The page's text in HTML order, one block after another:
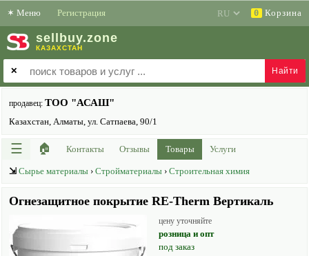
✶ Меню Регистрация 0 Корзина
sell buy.zone
КАЗАХСТАН
✕
продавец: ТОО "АСАШ"
Казахстан, Алматы, ул. Сатпаева, 90/1
☰ 🏠 Контакты Отзывы Товары Услуги
⇲ Сырье материалы › Стройматериалы › Строительная химия
Огнезащитное покрытие RE-Therm Вертикаль
цену уточняйте
розница и опт
под заказ